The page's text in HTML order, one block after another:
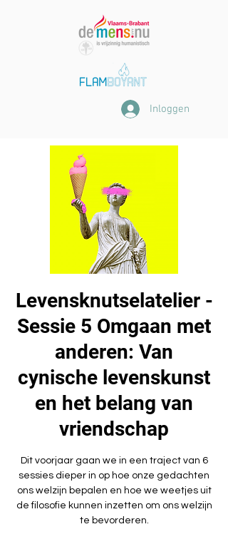
Inloggen
Levensknutselatelier -
Sessie 5 Omgaan met
anderen: Van
cynische levenskunst
en het belang van
vriendschap
Dit voorjaar gaan we in een traject van 6
sessies dieper in op hoe onze gedachten
ons welzijn bepalen en hoe we weetjes uit
de filosofie kunnen inzetten om ons welzijn
te bevorderen.